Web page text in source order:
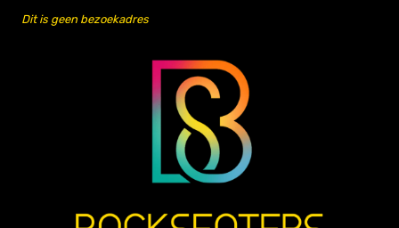
Dit is geen bezoekadres